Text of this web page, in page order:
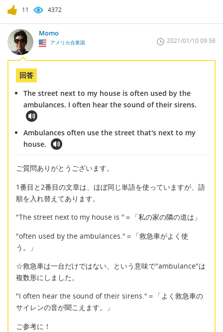
11 4372
Momo
アメリカ合衆国 2021/01/10 09:58
回答
The street next to my house is often used by the
ambulances. I often hear the sound of their sirens.
Ambulances often use the street that's next to my
house.
ご質問ありがとうございます。
1番目と2番目の文章は、ほぼ同じ単語を使っていますが、語
順を入れ替えてあります。
"The street next to my house is "＝「私の家の隣の道は」
"often used by the ambulances."＝「救急車がよく使
う。」
☆救急車は一台だけではない、という意味で"ambulance"は
複数形にしました。
"I often hear the sound of their sirens."＝「よく救急車の
サイレンの音が聞こえます。」
ご参考に！